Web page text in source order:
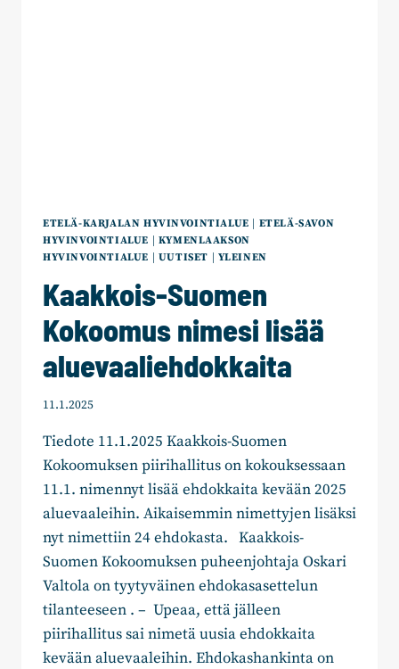
ETELÄ-KARJALAN HYVINVOINTIALUE
ETELÄ-SAVON
HYVINVOINTIALUE
KYMENLAAKSON
HYVINVOINTIALUE
UUTISET YLEINEN
Kaakkois-Suomen
Kokoomus nimesi lisää
aluevaaliehdokkaita
11.1.2025
Tiedote 11.1.2025 Kaakkois-Suomen
Kokoomuksen piirihallitus on kokouksessaan
11.1. nimennyt lisää ehdokkaita kevään 2025
aluevaaleihin. Aikaisemmin nimettyjen lisäksi
nyt nimettiin 24 ehdokasta. Kaakkois-
Suomen Kokoomuksen puheenjohtaja Oskari
Valtola on tyytyväinen ehdokasasettelun
tilanteeseen . – Upeaa, että jälleen
piirihallitus sai nimetä uusia ehdokkaita
kevään aluevaaleihin. Ehdokashankinta on